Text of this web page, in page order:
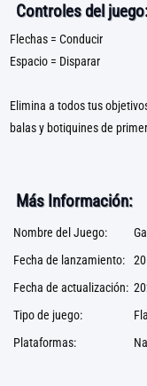
Controles del juego:
Flechas = Conducir
Espacio = Disparar
Elimina a todos tus
balas y botiquines de
Más Información:
Nombre del Juego:
Fecha de lanzamiento:
Fecha de actualización:
Tipo de juego:
Plataformas: